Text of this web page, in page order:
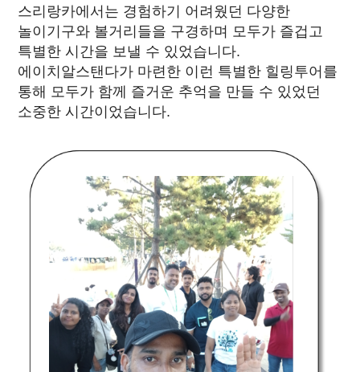
스리랑카에서는 경험하기 어려웠던 다양한
놀이기구와 볼거리들을 구경하며 모두가 즐겁고
특별한 시간을 보낼 수 있었습니다.
에이치알스탠다가 마련한 이런 특별한 힐링투어를
통해 모두가 함께 즐거운 추억을 만들 수 있었던
소중한 시간이었습니다.